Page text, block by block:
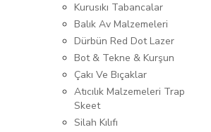
Kurusıkı Tabancalar
Balık Av Malzemeleri
Dürbün Red Dot Lazer
Bot & Tekne & Kurşun
Çakı Ve Bıçaklar
Atıcılık Malzemeleri Trap
Skeet
Silah Kılıfı